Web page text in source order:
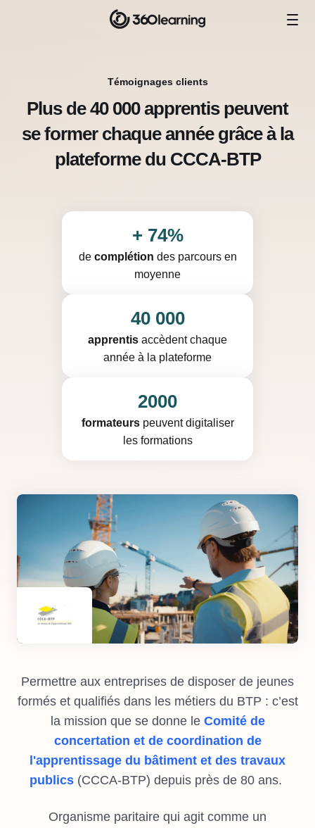
Témoignages clients
Plus de 40 000 apprentis peuvent
se former chaque année grâce à la
plateforme du CCCA-BTP
+ 74%
de complétion des parcours en
moyenne
40 000
apprentis accèdent chaque
année à la plateforme
2000
formateurspeuvent digitaliser
les formations
Permettre aux entreprises de disposer de jeunes
formés et qualifiés dans les métiers du BTP : c’est
la mission que se donne le Comité de
concertation et de coordination de
l'apprentissage du bâtiment et des travaux
publics (CCCA-BTP) depuis près de 80 ans.
Organisme paritaire qui agit comme un